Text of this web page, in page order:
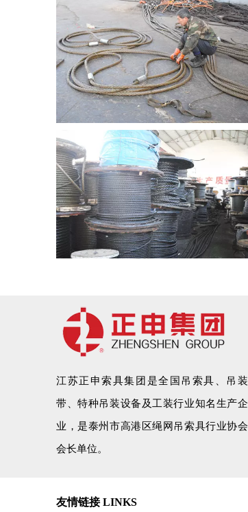
江苏正申索具集团是全国吊索具、吊装
带、特种吊装设备及工装行业知名生产企
业，是泰州市高港区绳网吊索具行业协会
会长单位。
友情链接 LINKS